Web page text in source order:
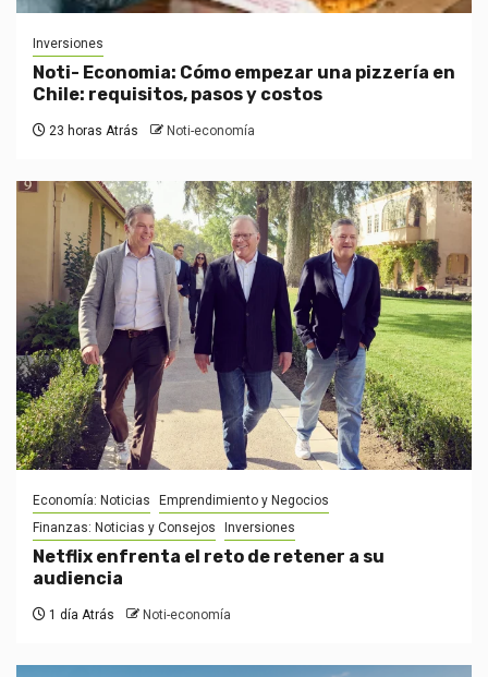
Inversiones
Noti- Economia: Cómo empezar una pizzería en
Chile: requisitos, pasos y costos
23 horas Atrás Noti-economía
Economía: Noticias
Emprendimiento y Negocios
Finanzas: Noticias y Consejos
Inversiones
Netflix enfrenta el reto de retener a su
audiencia
1 día Atrás Noti-economía